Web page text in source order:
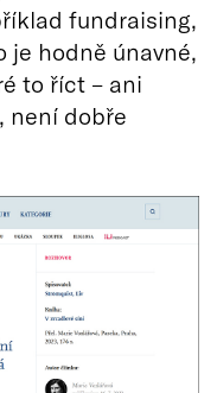
fundraising,
je hodně únavné,
to říct – ani
není dobře